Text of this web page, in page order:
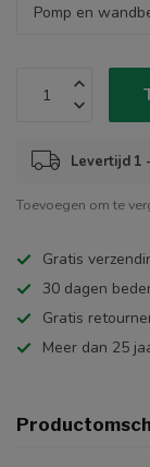
Levertijd 1
Toevoegen om te
Gratis
30 dagen
Gratis
Meer dan 25